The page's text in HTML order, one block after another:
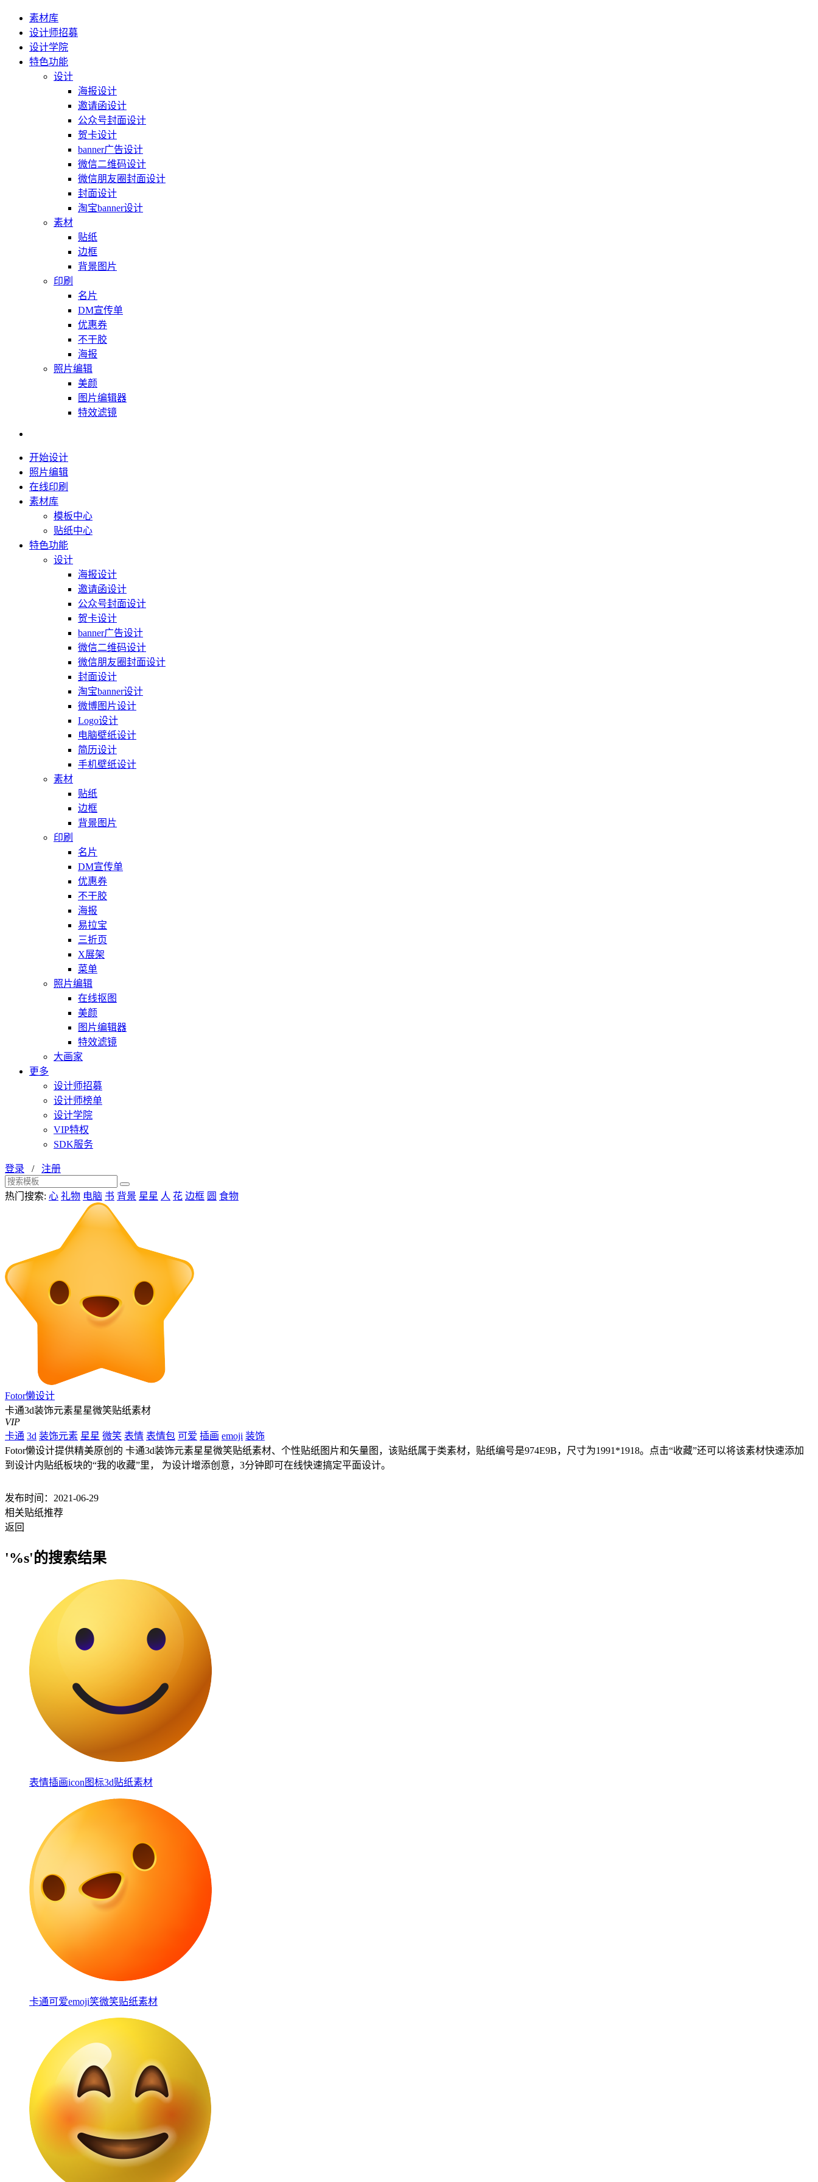
素材库
设计师招募
设计学院
特色功能
设计
海报设计
邀请函设计
公众号封面设计
贺卡设计
banner广告设计
微信二维码设计
微信朋友圈封面设计
封面设计
淘宝banner设计
素材
贴纸
边框
背景图片
印刷
名片
DM宣传单
优惠券
不干胶
海报
照片编辑
美颜
图片编辑器
特效滤镜
开始设计
照片编辑
在线印刷
素材库
模板中心
贴纸中心
特色功能
设计
海报设计
邀请函设计
公众号封面设计
贺卡设计
banner广告设计
微信二维码设计
微信朋友圈封面设计
封面设计
淘宝banner设计
微博图片设计
Logo设计
电脑壁纸设计
简历设计
手机壁纸设计
素材
贴纸
边框
背景图片
印刷
名片
DM宣传单
优惠券
不干胶
海报
易拉宝
三折页
X展架
菜单
照片编辑
在线抠图
美颜
图片编辑器
特效滤镜
大画家
更多
设计师招募
设计师榜单
设计学院
VIP特权
SDK服务
登录 / 注册
热门搜索: 心 礼物 电脑 书 背景 星星 人 花 边框 圆 食物
Fotor懒设计
卡通3d装饰元素星星微笑贴纸素材
VIP
卡通 3d 装饰元素 星星 微笑 表情 表情包 可爱 插画 emoji 装饰
Fotor懒设计提供精美原创的 卡通3d装饰元素星星微笑贴纸素材、个性贴纸图片和矢量图，该贴纸属于类素材，贴纸编号是974E9B，尺寸为1991*1918。点击“收藏”还可以将该素材快速添加
到设计内贴纸板块的“我的收藏”里， 为设计增添创意，3分钟即可在线快速搞定平面设计。
发布时间：2021-06-29
相关贴纸推荐
返回
'%s'的搜索结果
表情插画icon图标3d贴纸素材
卡通可爱emoji笑微笑贴纸素材